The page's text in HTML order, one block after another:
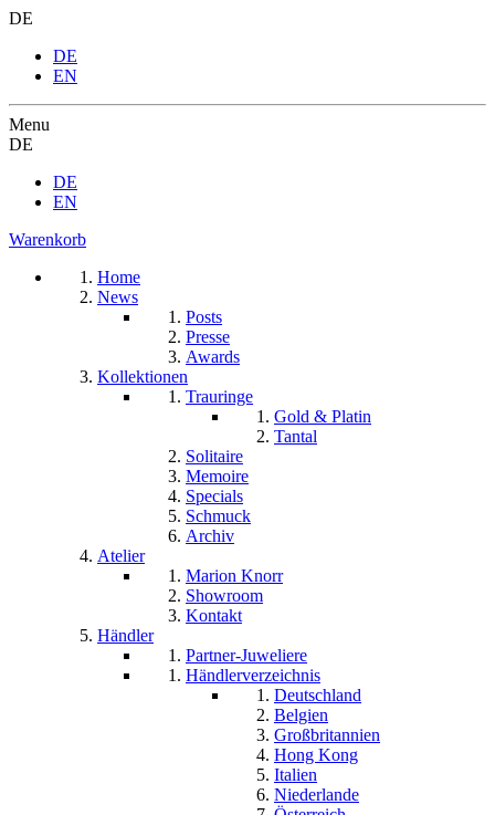
DE
DE
EN
Menu
DE
DE
EN
Warenkorb
Home
News
Posts
Presse
Awards
Kollektionen
Trauringe
Gold & Platin
Tantal
Solitaire
Memoire
Specials
Schmuck
Archiv
Atelier
Marion Knorr
Showroom
Kontakt
Händler
Partner-Juweliere
Händlerverzeichnis
Deutschland
Belgien
Großbritannien
Hong Kong
Italien
Niederlande